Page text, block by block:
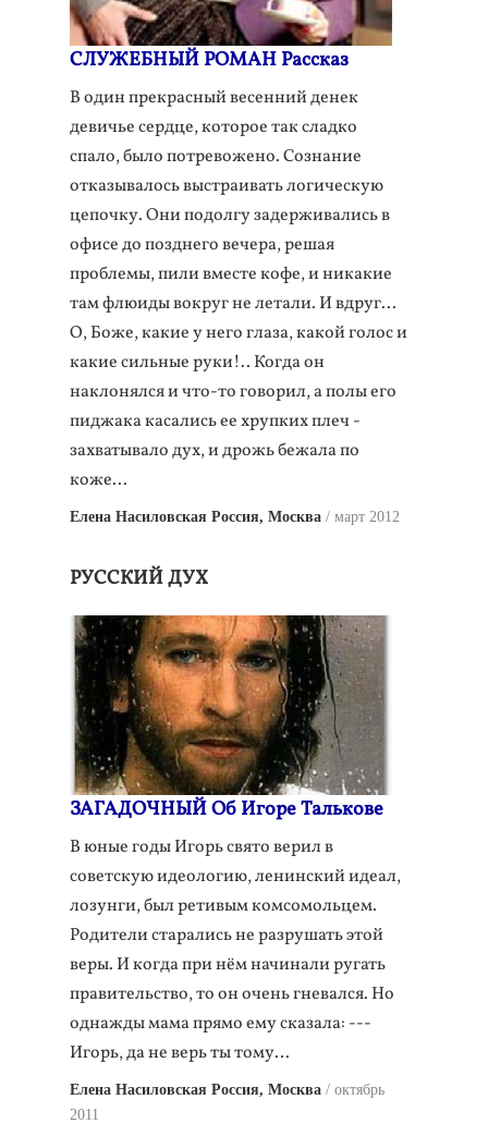
СЛУЖЕБНЫЙ РОМАН Рассказ
В один прекрасный весенний денек
девичье сердце, которое так сладко
спало, было потревожено. Сознание
отказывалось выстраивать логическую
цепочку. Они подолгу задерживались в
офисе до позднего вечера, решая
проблемы, пили вместе кофе, и никакие
там флюиды вокруг не летали. И вдруг...
О, Боже, какие у него глаза, какой голос и
какие сильные руки!.. Когда он
наклонялся и что-то говорил, а полы его
пиджака касались ее хрупких плеч -
захватывало дух, и дрожь бежала по
коже...
Елена Насиловская Россия, Москва март 2012
РУССКИЙ ДУХ
ЗАГАДОЧНЫЙ Об Игоре Талькове
В юные годы Игорь свято верил в
советскую идеологию, ленинский идеал,
лозунги, был ретивым комсомольцем.
Родители старались не разрушать этой
веры. И когда при нём начинали ругать
правительство, то он очень гневался. Но
однажды мама прямо ему сказала: ---
Игорь, да не верь ты тому…
Елена Насиловская Россия, Москва
октябрь
2011